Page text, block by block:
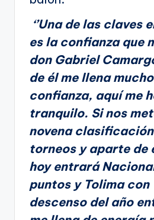
‘’Una de las claves
es la confianza que
don Gabriel
de él me llena
confianza, aquí me
tranquilo. Si nos
novena
torneos y aparte de
hoy entrará
puntos y Tolima con
descenso del año